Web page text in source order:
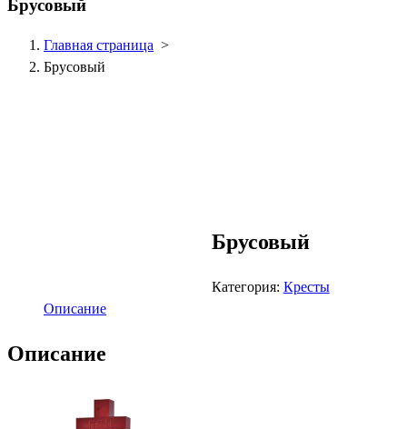
Брусовый
Главная страница >
Брусовый
Брусовый
Категория: Кресты
Описание
Описание